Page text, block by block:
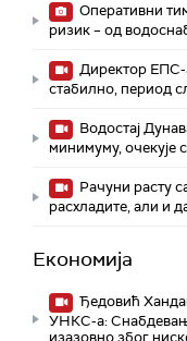
Оперативни
ризик – од
Директор ЕПС-
стабилно, период
Водостај
минимуму, oчекује
Рачуни расту
расхладите, али и
Економија
Ђедовић
УНКС-а:
изазовно због